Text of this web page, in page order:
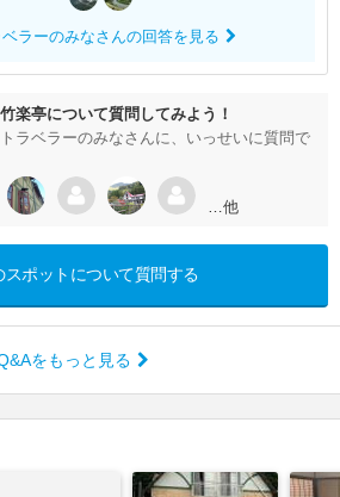
ベラーのみなさんの回答を見る
亭について質問してみよう！
ラベラーのみなさんに、いっせいに質問で
…他
スポットについて質問する
をもっと見る